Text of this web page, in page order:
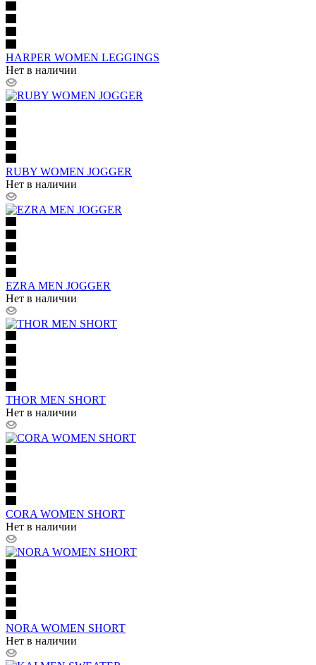
HARPER WOMEN LEGGINGS
Нет в наличии
RUBY WOMEN JOGGER
Нет в наличии
EZRA MEN JOGGER
Нет в наличии
THOR MEN SHORT
Нет в наличии
CORA WOMEN SHORT
Нет в наличии
NORA WOMEN SHORT
Нет в наличии